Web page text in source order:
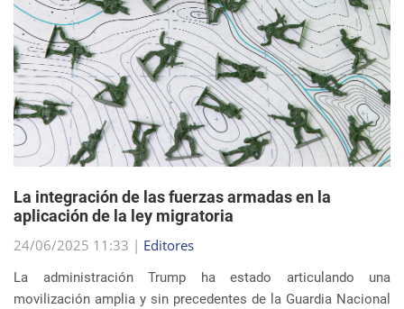
La integración de las fuerzas armadas en la
aplicación de la ley migratoria
24/06/2025 11:33 |Editores
La administración Trump ha estado articulando una
movilización amplia y sin precedentes de la Guardia Nacional
migratorio en el interior de Estados Un...
sigue leyendo